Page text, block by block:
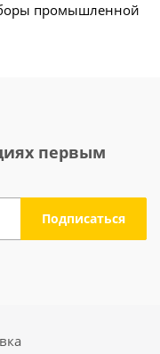
промышленной
первым